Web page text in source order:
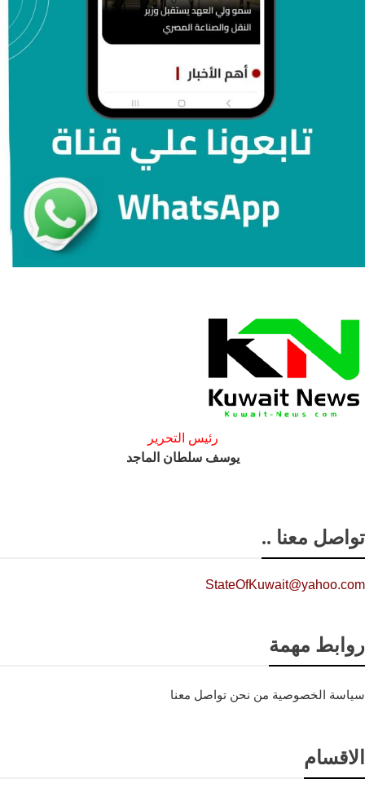
رئيس التحرير
يوسف سلطان الماجد
تواصل معنا ..
StateOfKuwait@yahoo.com
روابط مهمة
سياسة الخصوصية من نحن تواصل معنا
الاقسام